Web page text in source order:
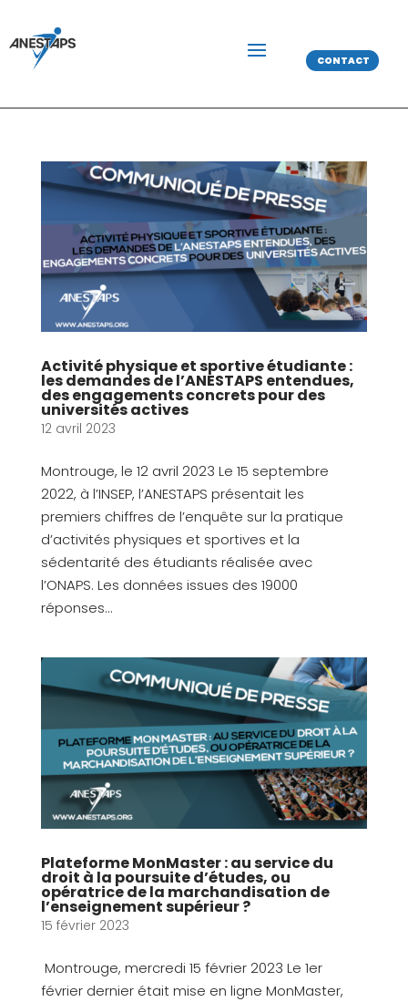
CONTACT
Activité physique et sportive étudiante :
les demandes de l’ANESTAPS entendues,
des engagements concrets pour des
universités actives
12 avril 2023
Montrouge, le 12 avril 2023 Le 15 septembre
2022, à l’INSEP, l’ANESTAPS présentait les
premiers chiffres de l’enquête sur la pratique
d’activités physiques et sportives et la
sédentarité des étudiants réalisée avec
l’ONAPS. Les données issues des 19000
réponses...
Plateforme MonMaster : au service du
droit à la poursuite d’études, ou
opératrice de la marchandisation de
l’enseignement supérieur ?
15 février 2023
Montrouge, mercredi 15 février 2023 Le 1er
février dernier était mise en ligne MonMaster,